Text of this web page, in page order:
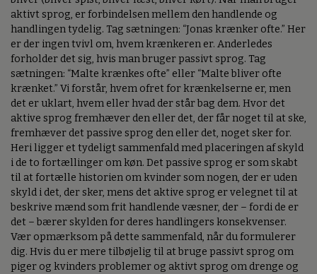
aktivt sprog, er forbindelsen mellem den handlende og
handlingen tydelig. Tag sætningen: “Jonas krænker ofte.” Her
er der ingen tvivl om, hvem krænkeren er. Anderledes
forholder det sig, hvis man bruger passivt sprog. Tag
sætningen: “Malte krænkes ofte” eller “Malte bliver ofte
krænket.” Vi forstår, hvem ofret for krænkelserne er, men
det er uklart, hvem eller hvad der står bag dem. Hvor det
aktive sprog fremhæver den eller det, der får noget til at ske,
fremhæver det passive sprog den eller det, noget sker for.
Heri ligger et tydeligt sammenfald med placeringen af skyld
i de to fortællinger om køn. Det passive sprog er som skabt
til at fortælle historien om kvinder som nogen, der er uden
skyld i det, der sker, mens det aktive sprog er velegnet til at
beskrive mænd som frit handlende væsner, der – fordi de er
det – bærer skylden for deres handlingers konsekvenser.
Vær opmærksom på dette sammenfald, når du formulerer
dig. Hvis du er mere tilbøjelig til at bruge passivt sprog om
piger og kvinders problemer og aktivt sprog om drenge og